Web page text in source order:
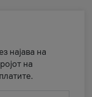
најава на
на